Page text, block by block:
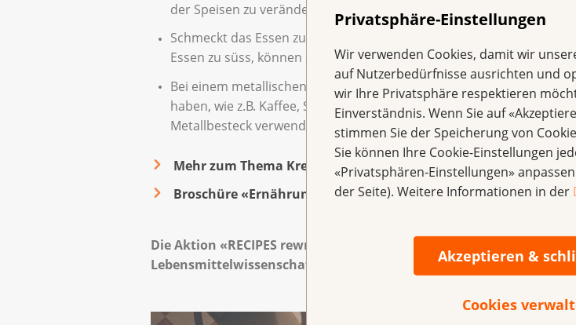
Privatsphäre-Einstellungen
Wir verwenden Cookies, damit wir
auf Nutzerbedürfnisse ausrichten und
wir Ihre Privatsphäre respektieren
Einverständnis. Wenn Sie auf
stimmen Sie der Speicherung von
Sie können Ihre Cookie-Einstellungen
«Privatsphären-Einstellungen»
der Seite). Weitere Informationen in der
Akzeptieren &
Cookies
der Speisen zu verändern oder zu intensivieren.
Schmeckt das Essen zu salzig, kann die Zugabe von Zucker helfen,
Essen zu süss, können ein paar Tropfen Zitronensaft oder Essig
Bei einem metallischen Geschmack im Mund: Lebensmittel
haben, wie z.B. Kaffee, Schokolade oder rotes Fleisch. Speisen
Metallbesteck verwenden.
Mehr zum Thema Krebs und Ernährung
Broschüre «Ernährung bei Krebs»
Die Aktion «RECIPES rewritten» wurde
Lebensmittelwissenschaftlerin ETH.